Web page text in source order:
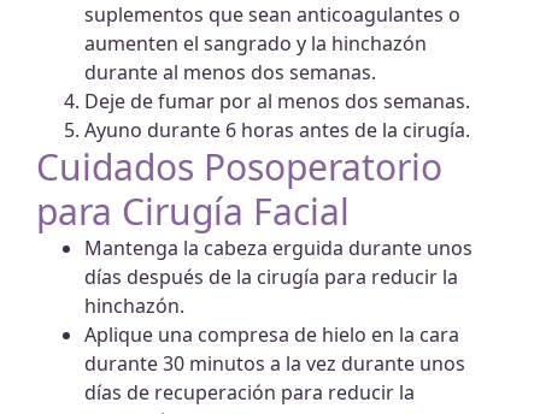
suplementos que sean anticoagulantes o
aumenten el sangrado y la hinchazón
durante al menos dos semanas.
Deje de fumar por al menos dos semanas.
Ayuno durante 6 horas antes de la cirugía.
Cuidados Posoperatorio
para Cirugía Facial
Mantenga la cabeza erguida durante unos
días después de la cirugía para reducir la
hinchazón.
Aplique una compresa de hielo en la cara
durante 30 minutos a la vez durante unos
días de recuperación para reducir la